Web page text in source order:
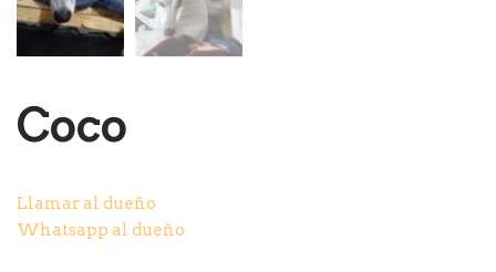
Coco
Llamar al dueño
Whatsapp al dueño